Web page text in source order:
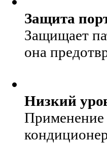
Защита
Защищает
она
Низкий
Применение